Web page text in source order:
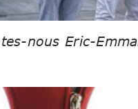
nous Eric-